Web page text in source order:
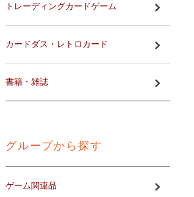
トレーディングカードゲーム
カードダス・レトロカード
書籍・雑誌
グループから探す
ゲーム関連品